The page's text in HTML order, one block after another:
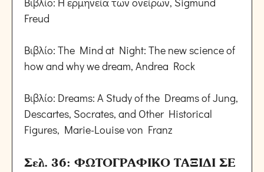
Freud
Βιβλίο: The Mind at Night: The new science of
how and why we dream, Andrea Rock
Βιβλίο: Dreams: A Study of the Dreams of Jung,
Descartes, Socrates, and Other Historical
Figures, Marie-Louise von Franz
Σελ. 36: ΦΩΤΟΓΡΑΦΙΚΟ ΤΑΞΙΔΙ ΣΕ